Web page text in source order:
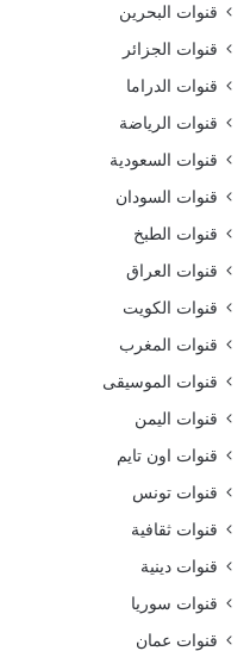
قنوات البحرين
قنوات الجزائر
قنوات الدراما
قنوات الرياضة
قنوات السعودية
قنوات السودان
قنوات الطبخ
قنوات العراق
قنوات الكويت
قنوات المغرب
قنوات الموسيقى
قنوات اليمن
قنوات اون تايم
قنوات تونس
قنوات ثقافية
قنوات دينية
قنوات سوريا
قنوات عمان